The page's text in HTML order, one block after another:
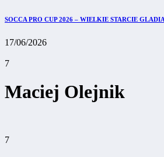
SOCCA PRO CUP 2026 – WIELKIE STARCIE
17/06/2026
7
Maciej Olejnik
7